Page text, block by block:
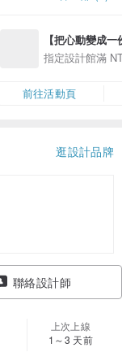
【把心動變成
精選品牌全館滿
指定設計館滿
前往活動頁
逛設計品牌
聯絡設計師
上次上線
1～3 天前